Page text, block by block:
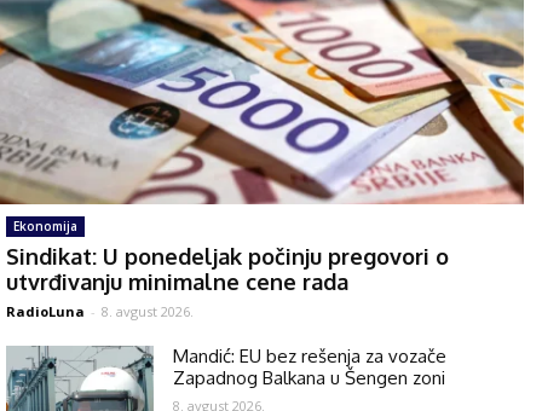
Ekonomija
Sindikat: U ponedeljak počinju pregovori o
utvrđivanju minimalne cene rada
RadioLuna - 8. avgust 2026.
Mandić: EU bez rešenja za vozače
Zapadnog Balkana u Šengen zoni
8. avgust 2026.